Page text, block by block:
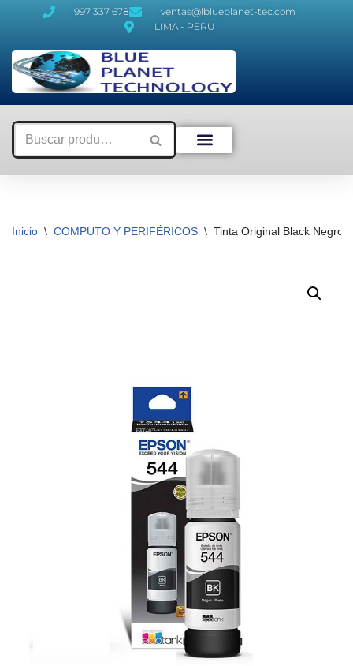
al
contenido
997 337 678
ventas@lblueplanet-tec.com
LIMA - PERU
Inicio \ COMPUTO Y PERIFÉRICOS \ Tinta Original Black Negro